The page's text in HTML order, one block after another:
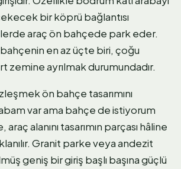
bir köprü bağlantısı
araç ön bahçede park eder.
en az üçte biri, çoğu
zemine ayrılmak durumundadır.
ön bahçe tasarımını
var ama bahçe de istiyorum
araç alanını tasarımın parçası hâline
Granit parke veya andezit
geniş bir giriş başlı başına güçlü